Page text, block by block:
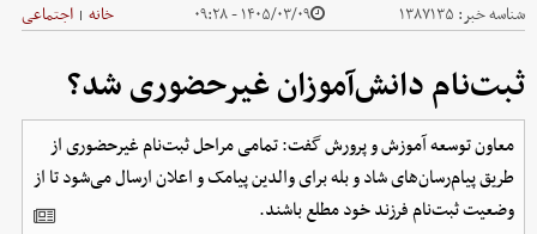
شناسه خبر: ۱۳۸۷۱۳۵ ۱۴۰۵/۰۳/۰۹ - ۰۹:۲۸ خانه | اجتماعی
ثبت‌نام دانش‌آموزان غیرحضوری شد؟
معاون توسعه آموزش و پرورش گفت: تمامی مراحل ثبت‌نام غیرحضوری از
طریق پیام‌رسان‌های شاد و بله برای والدین پیامک و اعلان ارسال می‌شود تا از
وضعیت ثبت‌نام فرزند خود مطلع باشند.